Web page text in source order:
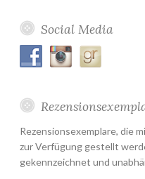
Social Media
Rezensionsexemplare, die
zur Verfügung gestellt
gekennzeichnet und